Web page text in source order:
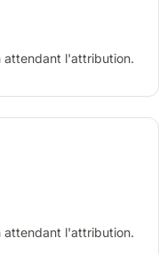
attendant l'attribution.
attendant l'attribution.